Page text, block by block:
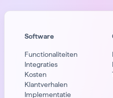
Software
Functionaliteiten
Integraties
Kosten
Klantverhalen
Implementatie